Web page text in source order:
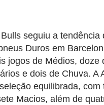
seguiu a tendência
Duros em
jogos de Médios, doze
e dois de Chuva. A
equilibrada, com
Macios, além de